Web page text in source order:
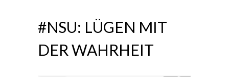
#NSU: LÜGEN MIT
DER WAHRHEIT